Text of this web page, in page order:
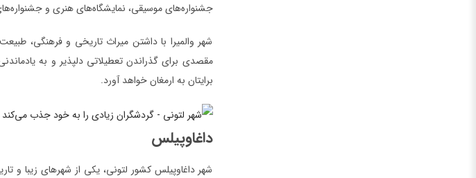
جشنواره‌های موسیقی، نمایشگاه‌های هنری و
شهر والمیرا با داشتن میراث تاریخی و فرهنگی،
مقصدی برای گذراندن تعطیلاتی دلپذیر و به
برایتان به ارمغان خواهد آورد.
داغاوپیلس
شهر داغاوپیلس کشور لتونی، یکی از شهرهای زیبا و